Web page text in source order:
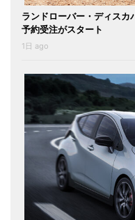
ランドローバー・ディス
予約受注がスタート
1日 ago